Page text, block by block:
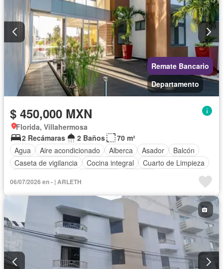
Remate Bancario
Departamento
$ 450,000 MXN
Florida, Villahermosa
2 Recámaras
2 Baños
70 m²
Agua
Aire acondicionado Alberca Asador
Balcón
Caseta de vigilancia
Cocina integral
Cuarto de Limpieza
Estacionamiento
Gimnasio
Recámara con closet
Seguridad
Terraza
Vista panorámica
Zonas verdes Sin amueblar
06/07/2026 en - | ARLETH